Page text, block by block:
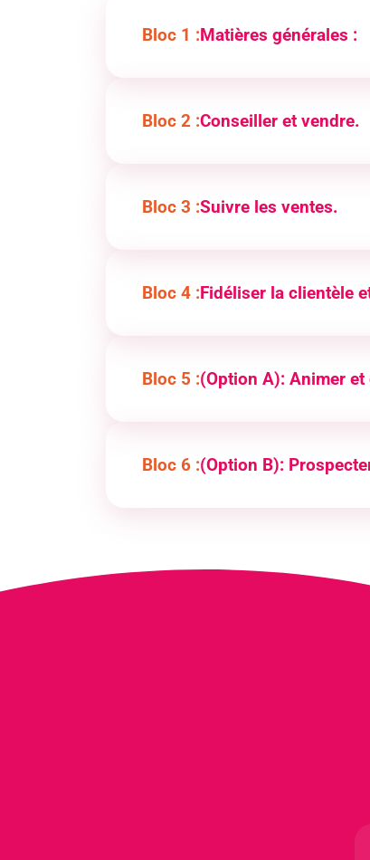
Bloc 1 :Matières générales :
Bloc 2 :Conseiller et vendre.
Bloc 3 :Suivre les ventes.
Bloc 4 : Fidéliser la clientèle
Bloc 5 :(Option A): Animer et
Bloc 6 :(Option B):